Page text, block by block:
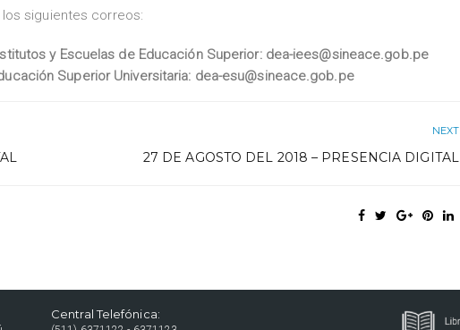
siguientes correos:
y Escuelas de Educación Superior: dea-iees@sineace.gob.pe
Superior Universitaria: dea-esu@sineace.gob.pe
NEXT
27 DE AGOSTO DEL 2018 – PRESENCIA DIGITAL
Central Telefónica: